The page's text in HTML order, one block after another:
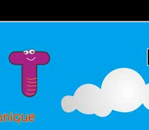
FAST
| Hub: 08233 100 4433